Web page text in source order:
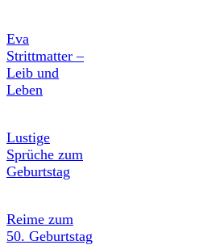
Eva
Strittmatter –
Leib und
Leben
Lustige
Sprüche zum
Geburtstag
Reime zum
50. Geburtstag